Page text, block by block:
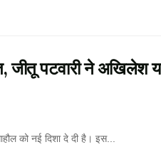
पटवारी ने अखिलेश
को नई दिशा दे दी है। इस...